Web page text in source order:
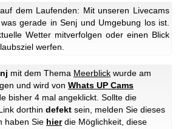
dem Laufenden: Mit unseren Livecams
gerade in Senj und Umgebung los ist.
Wetter mitverfolgen oder einen Blick
werfen.
mit dem Thema Meerblick wurde am
und wird von Whats UP Cams
bisher 4 mal angeklickt. Sollte die
dorthin defekt sein, melden Sie dieses
haben Sie hierdie Möglichkeit, diese